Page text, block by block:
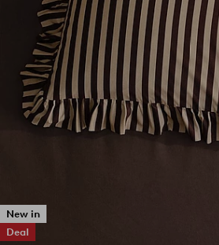
New in
Deal